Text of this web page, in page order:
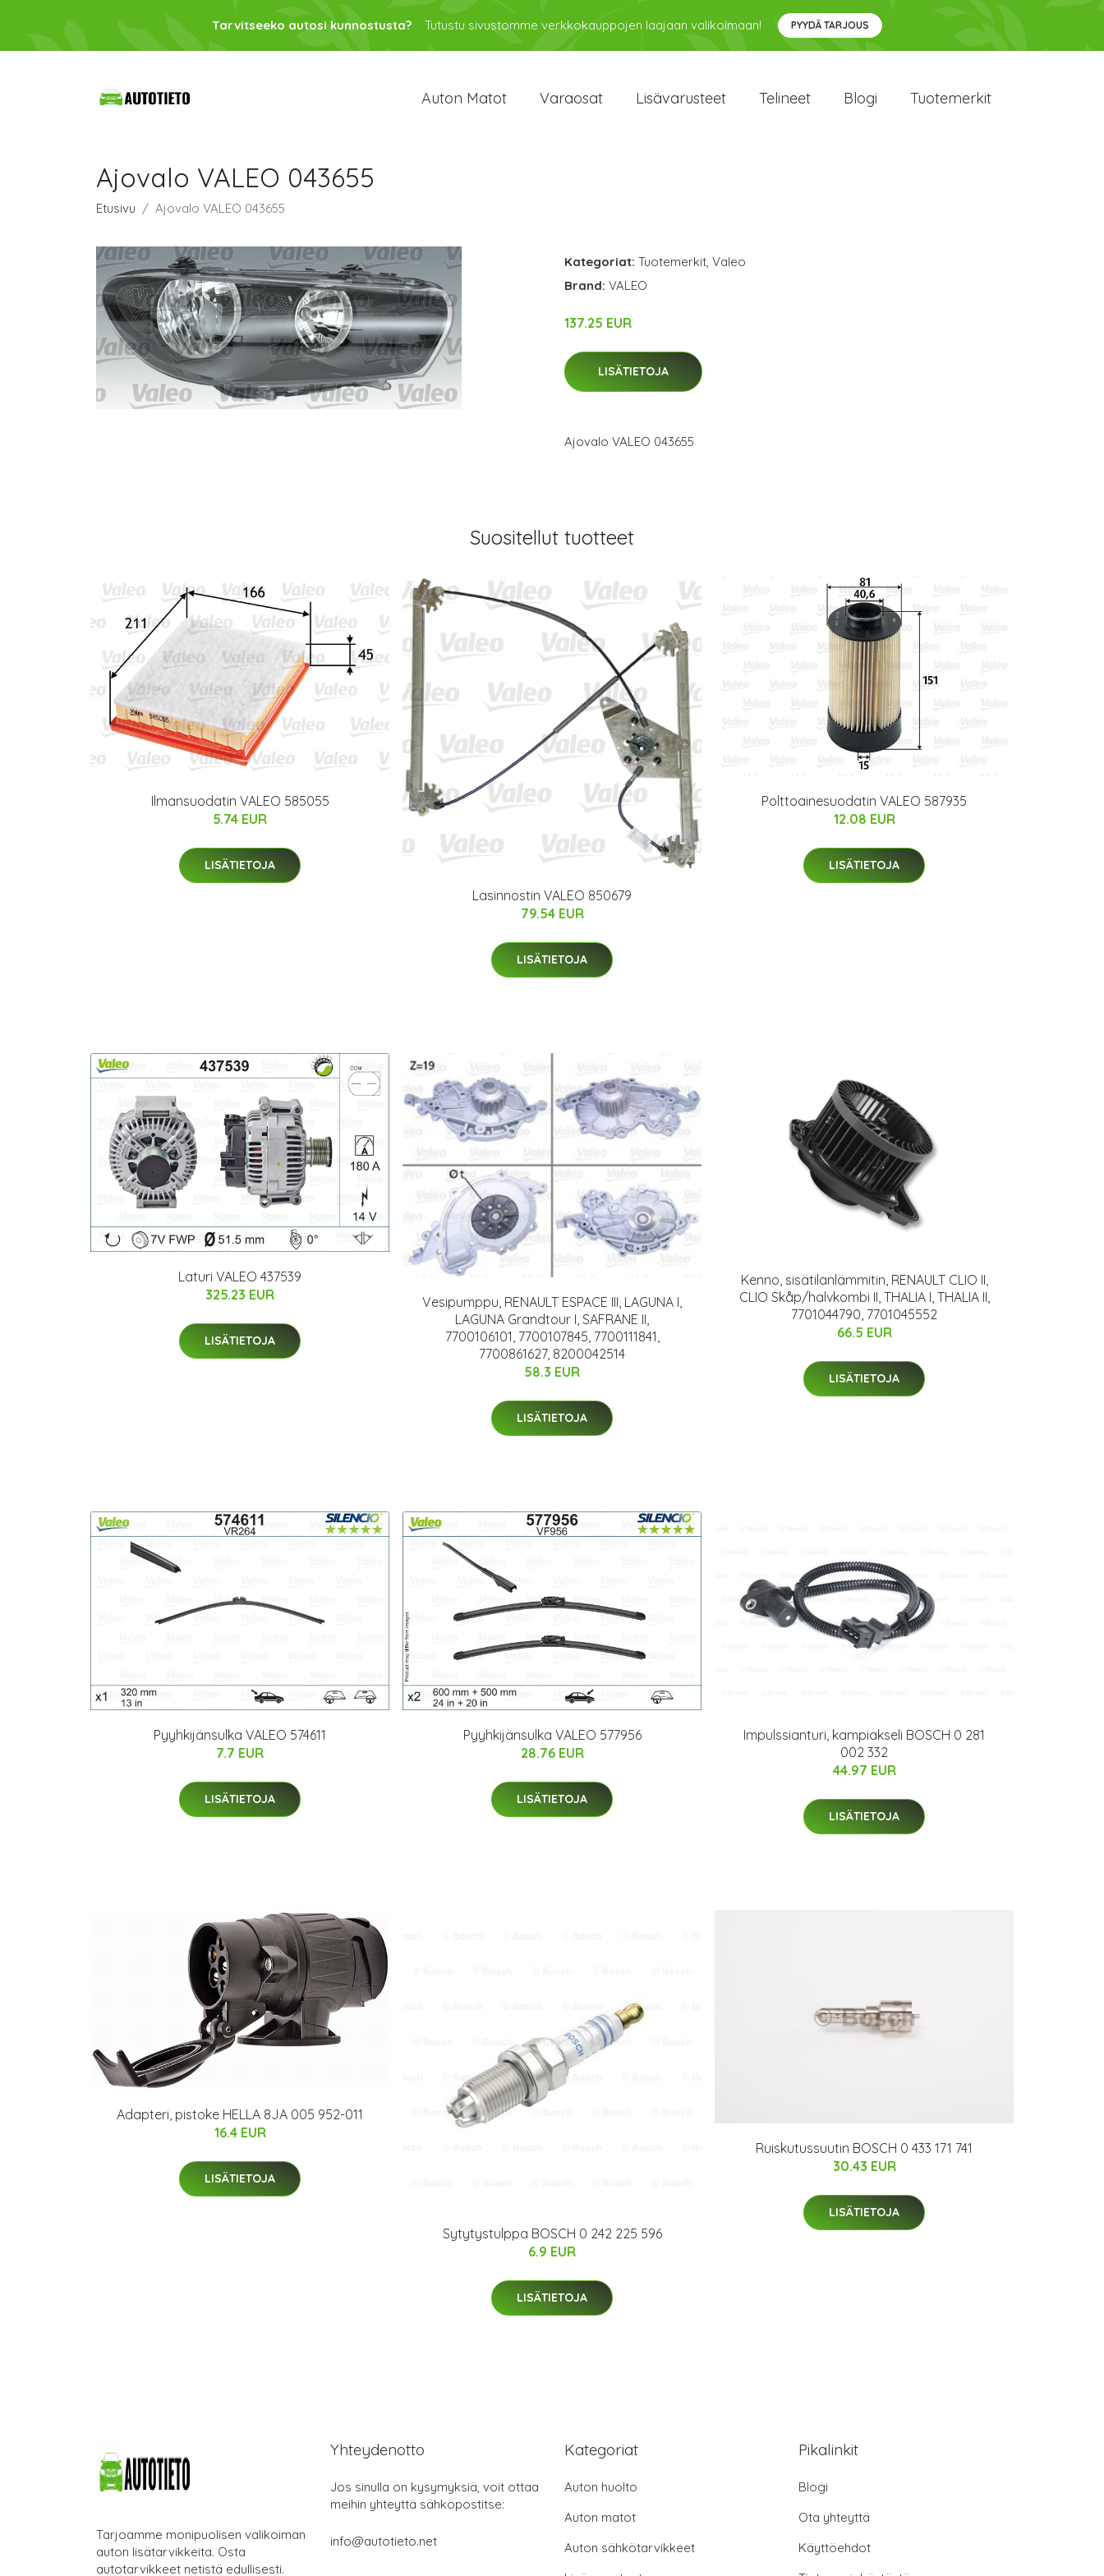
Tarvitseeko autosi kunnostusta? Tutustu sivustomme verkkokauppojen laajaan valikoimaan! PYYDÄ TARJOUS
Auton Matot Varaosat Lisävarusteet Telineet Blogi Tuotemerkit
Ajovalo VALEO 043655
Etusivu Ajovalo VALEO 043655
Kategoriat: Tuotemerkit, Valeo
Brand: VALEO
137.25 EUR
LISÄTIETOJA
Ajovalo VALEO 043655
Suositellut tuotteet
Ilmansuodatin VALEO 585055
5.74 EUR
LISÄTIETOJA
Lasinnostin VALEO 850679
79.54 EUR
LISÄTIETOJA
Polttoainesuodatin VALEO 587935
12.08 EUR
LISÄTIETOJA
Laturi VALEO 437539
325.23 EUR
LISÄTIETOJA
Vesipumppu, RENAULT ESPACE III, LAGUNA I,
LAGUNA Grandtour I, SAFRANE II,
7700106101, 7700107845, 7700111841,
7700861627, 8200042514
58.3 EUR
LISÄTIETOJA
Kenno, sisätilanlämmitin, RENAULT CLIO II,
CLIO Skåp/halvkombi II, THALIA I, THALIA II,
7701044790, 7701045552
66.5 EUR
LISÄTIETOJA
Pyyhkijänsulka VALEO 574611
7.7 EUR
LISÄTIETOJA
Pyyhkijänsulka VALEO 577956
28.76 EUR
LISÄTIETOJA
Impulssianturi, kampiakseli BOSCH 0 281
002 332
44.97 EUR
LISÄTIETOJA
Adapteri, pistoke HELLA 8JA 005 952-011
16.4 EUR
LISÄTIETOJA
Sytytystulppa BOSCH 0 242 225 596
6.9 EUR
LISÄTIETOJA
Ruiskutussuutin BOSCH 0 433 171 741
30.43 EUR
LISÄTIETOJA
Tarjoamme monipuolisen valikoiman
auton lisätarvikkeita. Osta
autotarvikkeet netistä edullisesti.
Yhteydenotto
Jos sinulla on kysymyksiä, voit ottaa
meihin yhteyttä sähköpostitse:
info@autotieto.net
Kategoriat
Auton huolto
Auton matot
Auton sähkötarvikkeet
Pikalinkit
Blogi
Ota yhteyttä
Käyttöehdot